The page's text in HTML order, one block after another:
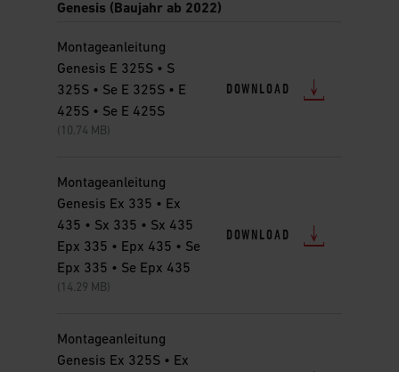
Genesis (Baujahr ab 2022)
Montageanleitung
Genesis E 325S • S
325S • Se E 325S • E
425S • Se E 425S
(10.74 MB)
DOWNLOAD
Montageanleitung
Genesis Ex 335 • Ex
435 • Sx 335 • Sx 435
Epx 335 • Epx 435 • Se
Epx 335 • Se Epx 435
(14.29 MB)
DOWNLOAD
Montageanleitung
Genesis Ex 325S • Ex